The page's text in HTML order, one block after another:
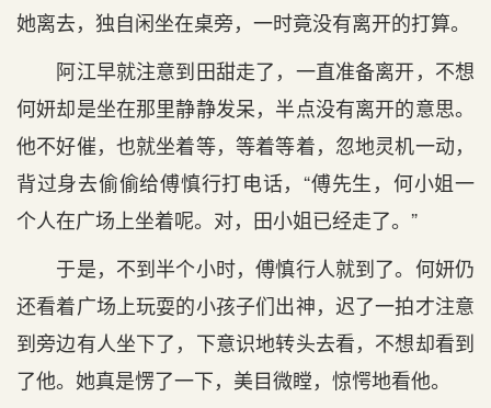
她离去，独自闲坐在桌旁，一时竟没有离开的打算。
阿江早就注意到田甜走了，一直准备离开，不想
何妍却是坐在那里静静发呆，半点没有离开的意思。
他不好催，也就坐着等，等着等着，忽地灵机一动，
背过身去偷偷给傅慎行打电话，“傅先生，何小姐一
个人在广场上坐着呢。对，田小姐已经走了。”
于是，不到半个小时，傅慎行人就到了。何妍仍
还看着广场上玩耍的小孩子们出神，迟了一拍才注意
到旁边有人坐下了，下意识地转头去看，不想却看到
了他。她真是愣了一下，美目微瞠，惊愕地看他。